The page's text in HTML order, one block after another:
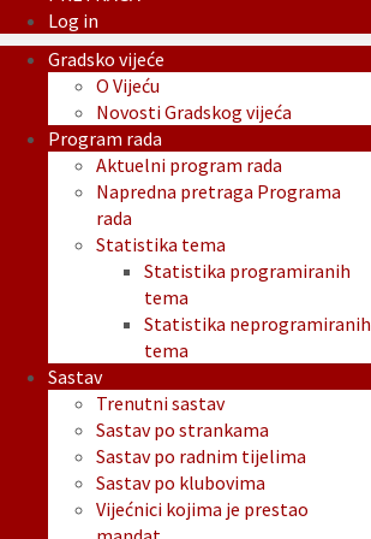
Log in
Gradsko vijeće
O Vijeću
Novosti Gradskog vijeća
Program rada
Aktuelni program rada
Napredna pretraga Programa
rada
Statistika tema
Statistika programiranih
tema
Statistika neprogramiranih
tema
Sastav
Trenutni sastav
Sastav po strankama
Sastav po radnim tijelima
Sastav po klubovima
Vijećnici kojima je prestao